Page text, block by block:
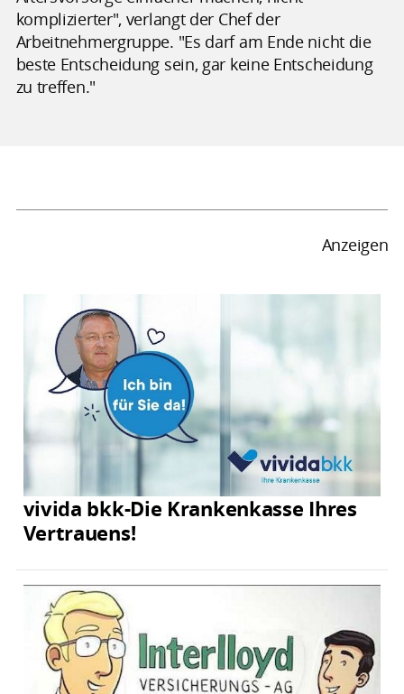
komplizierter", verlangt der Chef der
Arbeitnehmergruppe. "Es darf am Ende nicht die
beste Entscheidung sein, gar keine Entscheidung
zu treffen."
Anzeigen
vivida bkk-Die Krankenkasse Ihres
Vertrauens!